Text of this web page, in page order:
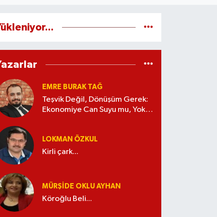
EMRE BURAK TAĞ
Teşvik Değil, Dönüşüm Gerek:
Ekonomiye Can Suyu mu, Yoksa
LOKMAN ÖZKUL
Kirli çark...
MÜRŞIDE OKLU AYHAN
Köroğlu Beli...